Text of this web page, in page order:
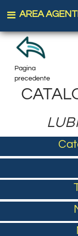
Open menu
AREA AGENTI
Pagina
precedente